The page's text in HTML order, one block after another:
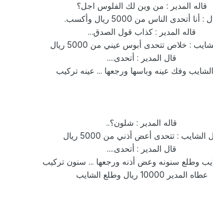
قاله المدير : من وين لك الفلوس اجل؟
: أنا أتحدى الناس من 5000 ريال وأكسب.
قاله المدير : كذاب قول الصدق...
: خلاص تتحدى أبوس عيني من 5000 ريال
قال المدير : أتحدى....
وفك عينه وباسها ورجعها ... عينه تركيب
قاله المدير : شلون؟..
الشايب : تتحدى أعض أذني من 5000 ريال
قال المدير : أتحدى....
وطلع سنونه وعض أذنه ورجعها ... سنون تركيب
عطاه المدير 10000 ريال وطلع الشايب